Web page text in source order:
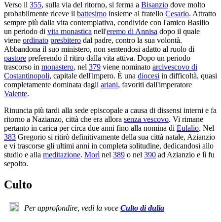
Verso il 355, sulla via del ritorno, si ferma a Bisanzio dove molto
probabilmente riceve il battesimo insieme al fratello Cesario. Attratto
sempre più dalla vita contemplativa, condivide con l'amico Basilio
un periodo di vita monastica nell'eremo di Annisa dopo il quale
viene ordinato presbitero dal padre, contro la sua volontà.
Abbandona il suo ministero, non sentendosi adatto al ruolo di
pastore preferendo il ritiro dalla vita attiva. Dopo un periodo
trascorso in monastero, nel 379 viene nominato arcivescovo di
Costantinopoli, capitale dell'impero. È una diocesi in difficoltà, quasi
completamente dominata dagli ariani, favoriti dall'imperatore
Valente.
Rinuncia più tardi alla sede episcopale a causa di dissensi interni e fa
ritorno a Nazianzo, città che era allora senza vescovo. Vi rimane
pertanto in carica per circa due anni fino alla nomina di Eulalio. Nel
383 Gregorio si ritirò definitivamente della sua città natale, Azianzio
e vi trascorse gli ultimi anni in completa solitudine, dedicandosi allo
studio e alla meditazione. Morì nel 389 o nel 390 ad Azianzio e lì fu
sepolto.
Culto
Per approfondire, vedi la voce Culto di dulia